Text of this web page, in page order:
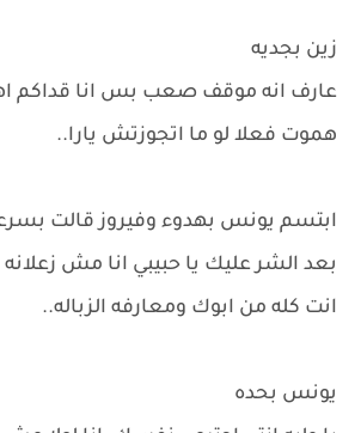
زين بجديه
عارف انه موقف صعب بس انا قداكم
هموت فعلا لو ما اتجوزتش يارا..
ابتسم يونس بهدوء وفيروز قالت
بعد الشر عليك يا حبيبي انا مش
انت كله من ابوك ومعارفه الزباله..
يونس بحده